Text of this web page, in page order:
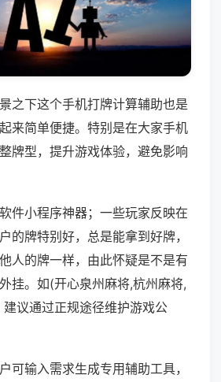
之下这个手机打牌计算辅助也是
来简单便捷。特别是在大家手机
牌型，提升游戏体验，避免影响
件小程序神器；一些玩家反映在
的牌特别好，总是能拿到好牌，
人的牌一样，由此怀疑是不是有
挂。如(开心泉州麻将,杭州麻将,
议通过正规途径维护游戏公
可输入需求生成专用辅助工具，